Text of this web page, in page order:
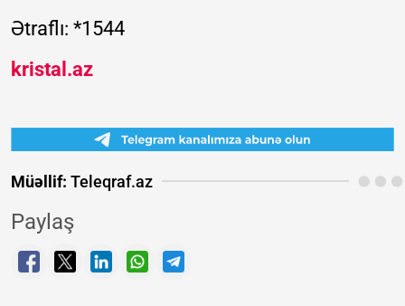
Ətraflı: *1544
kristal.az
Müəllif: Teleqraf.az
Paylaş